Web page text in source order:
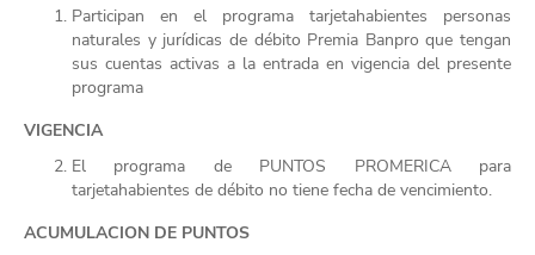
Participan en el programa tarjetahabientes personas
naturales y jurídicas de débito Premia Banpro que tengan
sus cuentas activas a la entrada en vigencia del presente
programa
VIGENCIA
El programa de PUNTOS PROMERICA para
tarjetahabientes de débito no tiene fecha de vencimiento.
ACUMULACION DE PUNTOS